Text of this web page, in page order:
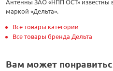
Антенны ЗАО «НПП ОСТ» известны
маркой «Дельта».
Все товары категории
Все товары бренда Дельта
Вам может